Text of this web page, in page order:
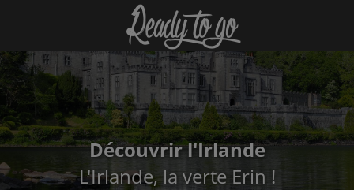
Découvrir l'Irlande
L'Irlande, la verte Erin !